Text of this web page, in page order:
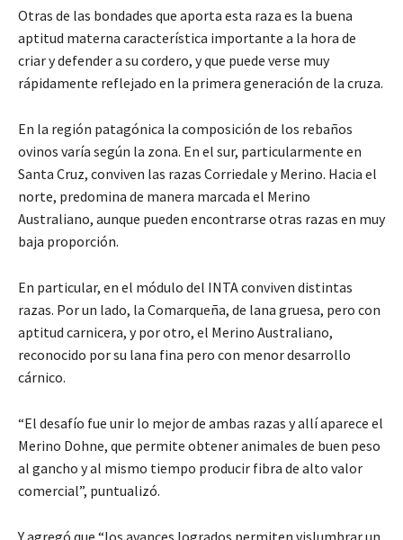
Otras de las bondades que aporta esta raza es la buena
aptitud materna característica importante a la hora de
criar y defender a su cordero, y que puede verse muy
rápidamente reflejado en la primera generación de la cruza.
En la región patagónica la composición de los rebaños
ovinos varía según la zona. En el sur, particularmente en
Santa Cruz, conviven las razas Corriedale y Merino. Hacia el
norte, predomina de manera marcada el Merino
Australiano, aunque pueden encontrarse otras razas en muy
baja proporción.
En particular, en el módulo del INTA conviven distintas
razas. Por un lado, la Comarqueña, de lana gruesa, pero con
aptitud carnicera, y por otro, el Merino Australiano,
reconocido por su lana fina pero con menor desarrollo
cárnico.
“El desafío fue unir lo mejor de ambas razas y allí aparece el
Merino Dohne, que permite obtener animales de buen peso
al gancho y al mismo tiempo producir fibra de alto valor
comercial”, puntualizó.
Y agregó que “los avances logrados permiten vislumbrar un